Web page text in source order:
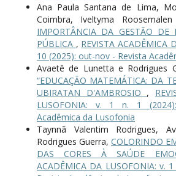
Ana Paula Santana de Lima,
Coimbra, Iveltyma
IMPORTÂNCIA DA GESTÃO DE
PÚBLICA , REVISTA ACADÊMICA
10 (2025): out-nov - Revista
Avaetê de Lunetta e Rodrigues
“EDUCAÇÃO MATEMÁTICA: DA
UBIRATAN D'AMBROSIO ,
LUSOFONIA: v. 1 n. 1
Acadêmica da Lusofonia
Taynnã Valentim Rodrigues,
Rodrigues Guerra, COLORINDO
DAS CORES À SAÚDE
ACADÊMICA DA LUSOFONIA: v.